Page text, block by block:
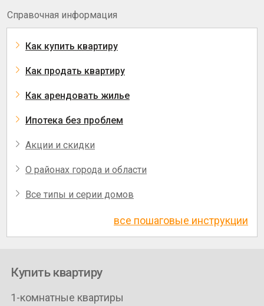
Справочная информация
Как купить квартиру
Как продать квартиру
Как арендовать жилье
Ипотека без проблем
Акции и скидки
О районах города и области
Все типы и серии домов
все пошаговые инструкции
Купить квартиру
1-комнатные квартиры